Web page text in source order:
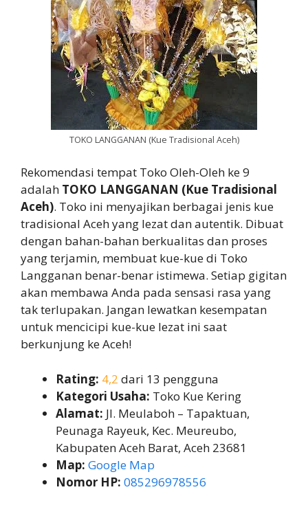
TOKO LANGGANAN (Kue Tradisional Aceh)
Rekomendasi tempat Toko Oleh-Oleh ke 9
adalah TOKO LANGGANAN (Kue Tradisional
Aceh). Toko ini menyajikan berbagai jenis kue
tradisional Aceh yang lezat dan autentik. Dibuat
dengan bahan-bahan berkualitas dan proses
yang terjamin, membuat kue-kue di Toko
Langganan benar-benar istimewa. Setiap gigitan
akan membawa Anda pada sensasi rasa yang
tak terlupakan. Jangan lewatkan kesempatan
untuk mencicipi kue-kue lezat ini saat
berkunjung ke Aceh!
Rating: 4,2 dari 13 pengguna
Kategori Usaha: Toko Kue Kering
Alamat: Jl. Meulaboh – Tapaktuan,
Peunaga Rayeuk, Kec. Meureubo,
Kabupaten Aceh Barat, Aceh 23681
Map: Google Map
Nomor HP: 085296978556